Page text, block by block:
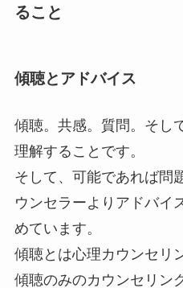
ること
傾聴とアドバイス
傾聴。共感。質問。そし
理解することです。
そして、可能であれば問
ウンセラーよりアドバイ
めています。
傾聴とは心理カウンセリ
傾聴のみのカウンセリン